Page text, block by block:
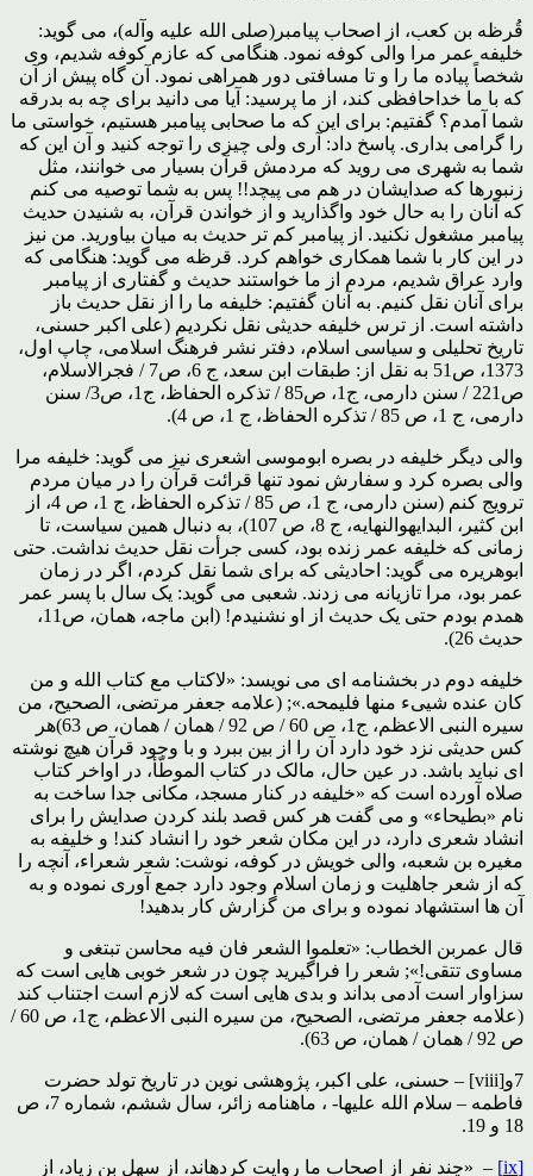
قُرظه بن کعب، از اصحاب پیامبر(صلى الله علیه وآله)، مى گوید:
خلیفه عمر مرا والى کوفه نمود. هنگامى که عازم کوفه شدیم، وى
شخصاً پیاده ما را و تا مسافتى دور همراهى نمود. آن گاه پیش از آن
که با ما خداحافظى کند، از ما پرسید: آیا مى دانید براى چه به بدرقه
شما آمدم؟ گفتیم: براى این که ما صحابى پیامبر هستیم، خواستى ما
را گرامى بدارى. پاسخ داد: آرى ولى چیزى را توجه کنید و آن این که
شما به شهرى مى روید که مردمش قرآن بسیار مى خوانند، مثل
زنبورها که صدایشان در هم مى پیچد!! پس به شما توصیه مى کنم
که آنان را به حال خود واگذارید و از خواندن قرآن، به شنیدن حدیث
پیامبر مشغول نکنید. از پیامبر کم تر حدیث به میان بیاورید. من نیز
در این کار با شما همکارى خواهم کرد. قرظه مى گوید: هنگامى که
وارد عراق شدیم، مردم از ما خواستند حدیث و گفتارى از پیامبر
براى آنان نقل کنیم. به آنان گفتیم: خلیفه ما را از نقل حدیث باز
داشته است. از ترس خلیفه حدیثى نقل نکردیم (على اکبر حسنى،
تاریخ تحلیلى و سیاسى اسلام، دفتر نشر فرهنگ اسلامى، چاپ اول،
1373، ص51 به نقل از: طبقات ابن سعد، ج 6، ص7 / فجرالاسلام،
ص221 / سنن دارمى، ج1، ص85 / تذکره الحفاظ، ج1، ص3/ سنن
دارمى، ج 1، ص 85 / تذکره الحفاظ، ج 1، ص 4).
والى دیگر خلیفه در بصره ابوموسى اشعرى نیز مى گوید: خلیفه مرا
والى بصره کرد و سفارش نمود تنها قرائت قرآن را در میان مردم
ترویج کنم (سنن دارمى، ج 1، ص 85 / تذکره الحفاظ، ج 1، ص 4، از
ابن کثیر، البدایهوالنهایه، ج 8، ص 107)، به دنبال همین سیاست، تا
زمانى که خلیفه عمر زنده بود، کسى جرأت نقل حدیث نداشت. حتى
ابوهریره مى گوید: احادیثى که براى شما نقل کردم، اگر در زمان
عمر بود، مرا تازیانه مى زدند. شعبى مى گوید: یک سال با پسر عمر
همدم بودم حتى یک حدیث از او نشنیدم! (ابن ماجه، همان، ص11،
حدیث 26).
خلیفه دوم در بخشنامه اى مى نویسد: «لاکتاب مع کتاب الله و من
کان عنده شیىء منها فلیمحه.»; (علامه جعفر مرتضى، الصحیح، من
سیره النبى الاعظم، ج1، ص 60 / ص 92 / همان / همان، ص 63)هر
کس حدیثى نزد خود دارد آن را از بین ببرد و با وجود قرآن هیچ نوشته
اى نباید باشد. در عین حال، مالک در کتاب الموطّأ، در اواخر کتاب
صلاه آورده است که «خلیفه در کنار مسجد، مکانى جدا ساخت به
نام «بطیحاء» و مى گفت هر کس قصد بلند کردن صدایش را براى
انشاد شعرى دارد، در این مکان شعر خود را انشاد کند! و خلیفه به
مغیره بن شعبه، والى خویش در کوفه، نوشت: شعر شعراء، آنچه را
که از شعر جاهلیت و زمان اسلام وجود دارد جمع آورى نموده و به
آن ها استشهاد نموده و براى من گزارش کار بدهید!
قال عمربن الخطاب: «تعلموا الشعر فان فیه محاسن تبتغى و
مساوى تتقى!»; شعر را فراگیرید چون در شعر خوبى هایى است که
سزاوار است آدمى بداند و بدى هایى است که لازم است اجتناب کند
(علامه جعفر مرتضى، الصحیح، من سیره النبى الاعظم، ج1، ص 60 /
ص 92 / همان / همان، ص 63).
7و[viii] – حسنی، علی اکبر، پژوهشی نوین در تاریخ تولد حضرت
فاطمه – سلام الله علیها- ، ماهنامه زائر، سال ششم، شماره 7، ص
18 و 19.
[ix] – «چند نفر از اصحاب ما روایت کرده‏اند، از سهل بن زیاد، از